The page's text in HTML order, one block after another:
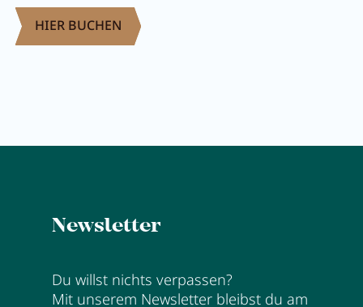
HIER BUCHEN
Newsletter
Du willst nichts verpassen?
Mit unserem Newsletter bleibst du am